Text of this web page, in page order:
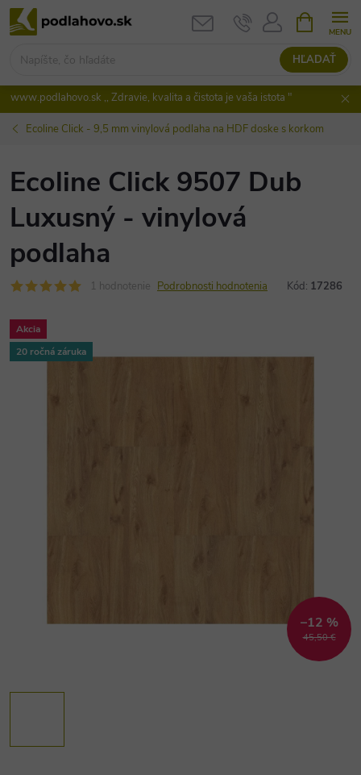
Prejsť
na
HĽADAŤ
KOŠÍK
www.podlahovo.sk ,, Zdravie, kvalita a čistota je vaša istota "
Ecoline Click - 9,5 mm vinylová podlaha na HDF doske s korkom
Ecoline Click 9507 Dub
Luxusný - vinylová
podlaha
1 hodnotenie Podrobnosti hodnotenia Kód: 17286
Akcia
20 ročná záruka
45,50 €
–12 %